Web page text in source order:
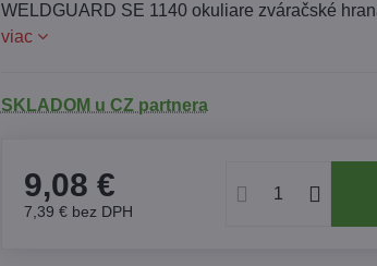
WELDGUARD SE 1140 okuliare zváračské
viac
SKLADOM u CZ partnera
9,08 €
7,39 € bez DPH